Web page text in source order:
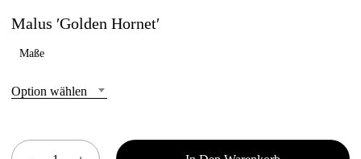
Malus ′Golden Hornet′
Maße
Option wählen